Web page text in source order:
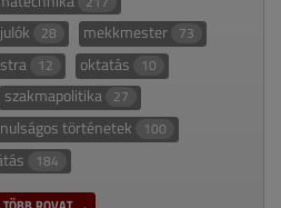
28 mekkmester 73
12 oktatás 10
szakmapolitika 27
történetek 100
184